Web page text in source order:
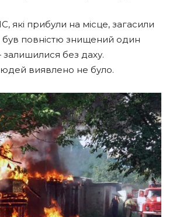
які прибули на місце, загасили
повністю знищений один
без даху.
виявлено не було.